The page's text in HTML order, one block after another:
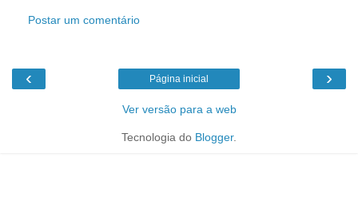
Postar um comentário
‹ ›
Página inicial
Ver versão para a web
Tecnologia do Blogger.